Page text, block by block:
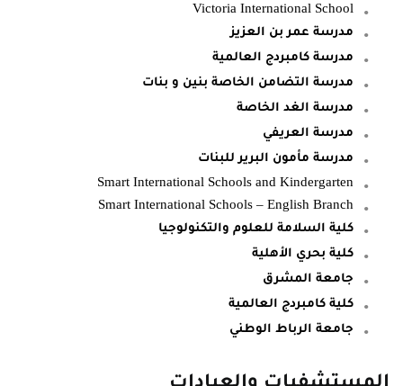
Victoria International School
مدرسة عمر بن العزيز
مدرسة كامبردج العالمية
مدرسة التضامن الخاصة بنين و بنات
مدرسة الغد الخاصة
مدرسة العريفي
مدرسة مأمون البرير للبنات
Smart International Schools and Kindergarten
Smart International Schools – English Branch
كلية السلامة للعلوم والتكنولوجيا
كلية بحري الأهلية
جامعة المشرق
كلية كامبردج العالمية
جامعة الرباط الوطني
المستشفيات والعيادات